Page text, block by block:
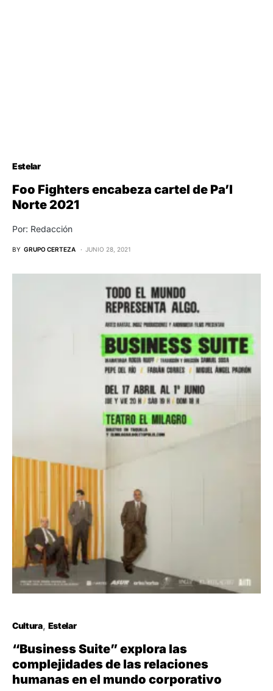
Estelar
Foo Fighters encabeza cartel de Pa’l
Norte 2021
Por: Redacción
BY GRUPO CERTEZA JUNIO 28, 2021
Cultura Estelar
“Business Suite” explora las
complejidades de las relaciones
humanas en el mundo corporativo